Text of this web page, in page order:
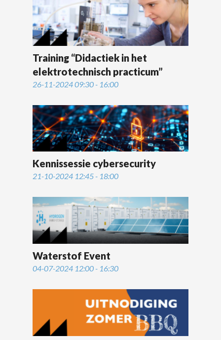
Training “Didactiek in het
elektrotechnisch practicum”
26-11-2024 09:30 - 16:00
Kennissessie cybersecurity
21-10-2024 12:45 - 18:00
Waterstof Event
04-07-2024 12:00 - 16:30